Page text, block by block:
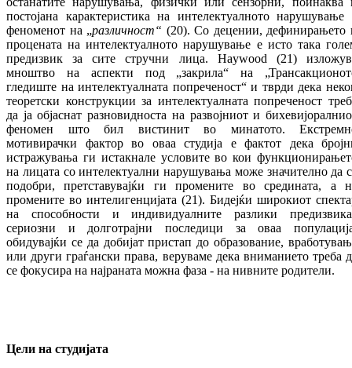
постојана карактеристика на интелектуалното нарушување
феноменот на „различност“ (20). Со децении, дефинирањето
процената на интелектуалното нарушување е исто така
предизвик за сите стручни лица. Haywood (21)
мноштво на аспекти под „закрила“ на
гледиште на интелектуалната попреченост“ и тврди дека
теоретски конструкции за интелектуалната попреченост
да ја објаснат разновидноста на развојниот и
феномен што бил вистинит во минатото.
мотивирачки фактор во оваа студија е фактот дека
истражувања ги истакнале условите во кои
на лицата со интелектуални нарушувања може значително да
подобри, претставувајќи ги промените во средината, а
промените во интелигенцијата (21). Бидејќи широкиот
на способности и индивидуалните разлики
сериозни и долготрајни последици за оваа
обидувајќи се да добијат пристап до образование,
или други граѓански права, веруваме дека вниманието треба
се фокусира на најраната можна фаза - на нивните родители.
Цели на студијата